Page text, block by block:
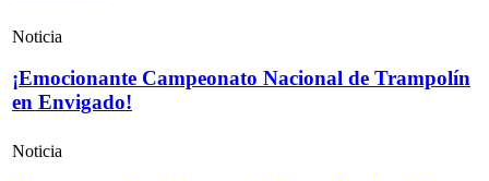
Noticia
¡Emocionante Campeonato Nacional de Trampolín
en Envigado!
Noticia